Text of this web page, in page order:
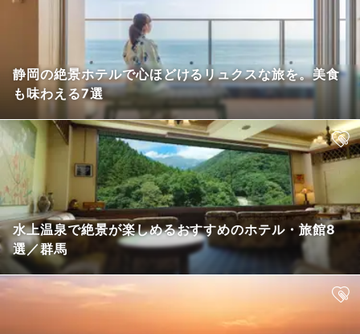
静岡の絶景ホテルで心ほどけるリュクスな旅を。美食
も味わえる7選
水上温泉で絶景が楽しめるおすすめのホテル・旅館8
選／群馬